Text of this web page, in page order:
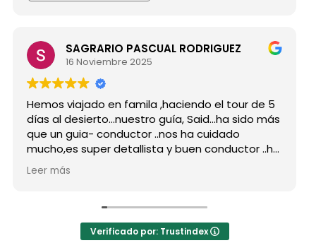
SAGRARIO PASCUAL RODRIGUEZ
16 Noviembre 2025
Hemos viajado en famila ,haciendo el tour de 5
días al desierto...nuestro guía, Said...ha sido más
que un guia- conductor ..nos ha cuidado
mucho,es super detallista y buen conductor ..ha
estado atento a todas nuestras peticiones y
nos ha enseñado muchos lugares
persona..Gracias Said.
En cuanto a la agencia,..súper agradecida a Mila
Leer más
Verificado por: Trustindex